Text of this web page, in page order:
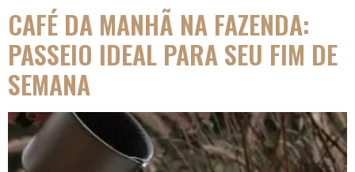
CAFÉ DA MANHÃ NA FAZENDA:
PASSEIO IDEAL PARA SEU FIM DE
SEMANA